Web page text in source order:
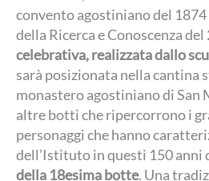
convento agostiniano del 1874
della Ricerca e Conoscenza del
celebrativa, realizzata dallo
sarà posizionata nella cantina
monastero agostiniano di San
altre botti che ripercorrono i
personaggi che hanno
dell’Istituto in questi 150 anni
della 18esima botte. Una